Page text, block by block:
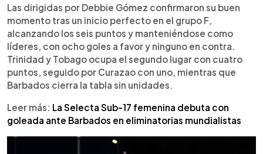
Kaylen Álvarez sentenció el partido al 85 con un
golazo. Con este resultado, El Salvador lidera el
grupo F con seis puntos y ocho goles a favor.
Trinidad y Tobago es segundo con cuatro
unidades. Las cuscatlecas cerrarán la fase de
grupos el domingo 1 de febrero ante Trinidad y
Tobago, en un duelo clave por la clasificación
directa al Premundial.
Las dirigidas por Debbie Gómez confirmaron su buen
momento tras un inicio perfecto en el grupo F,
alcanzando los seis puntos y manteniéndose como
líderes, con ocho goles a favor y ninguno en contra.
Trinidad y Tobago ocupa el segundo lugar con cuatro
puntos, seguido por Curazao con uno, mientras que
Barbados cierra la tabla sin unidades.
Leer más: La Selecta Sub-17 femenina debuta con
goleada ante Barbados en eliminatorias mundialistas